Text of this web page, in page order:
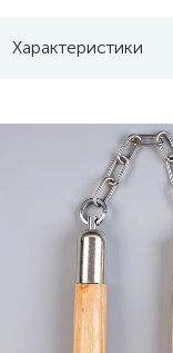
Характеристики